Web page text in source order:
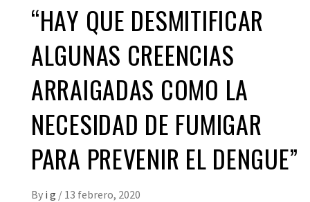
“HAY QUE DESMITIFICAR
ALGUNAS CREENCIAS
ARRAIGADAS COMO LA
NECESIDAD DE FUMIGAR
PARA PREVENIR EL DENGUE”
By i g / 13 febrero, 2020